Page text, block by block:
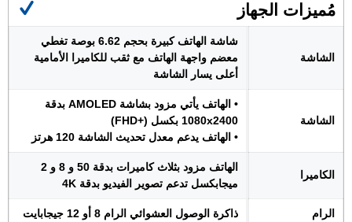
مُميزات الجهاز
الشاشة
شاشة الهاتف كبيرة بحجم 6.62 بوصة تغطي
معضم واجهة الهاتف مع ثقب للكاميرا الأمامية
أعلى يسار الشاشة
الشاشة
• الهاتف يأتي مزود بشاشة AMOLED بدقة
1080x2400 بكسل (+FHD)
• الهاتف يدعم معدل تحديث الشاشة 120 هرتز
الكاميرا
الهاتف مزود بثلاث كاميرات بدقة 50 و 8 و 2
ميجابكسل تدعم تصوير الفيديو بدقة 4K
الرام ذاكرة الوصول العشوائي الرام 8 أو 12 جيجابايت